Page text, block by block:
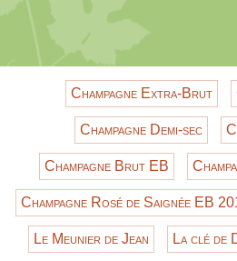
Champagne Extra-Brut
Champagne Demi-sec
Champagne Brut EB
Champagne Rosé de Saignée EB
Le Meunier de Jean La clé de